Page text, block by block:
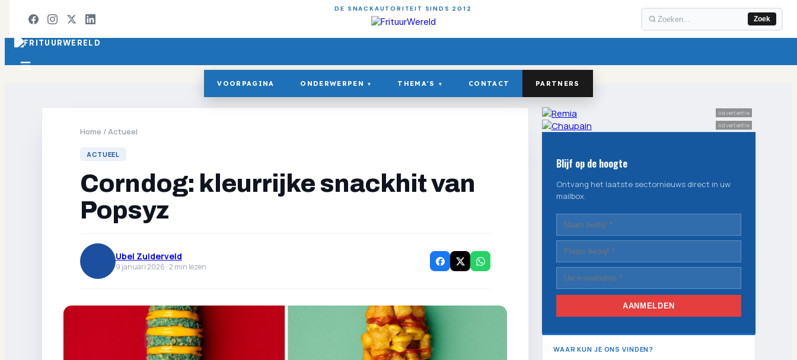
DE SNACKAUTORITEIT SINDS 2012
Zoek
VOORPAGINA ONDERWERPEN ▾ THEMA'S ▾ CONTACT PARTNERS
Home /Actueel
ACTUEEL
Corndog: kleurrijke snackhit van
Popsyz
Ubel Zuiderveld
9 januari 2026 ·2 min lezen
Advertentie
Advertentie
Blijf op de hoogte
Ontvang het laatste sectornieuws direct in uw
mailbox.
AANMELDEN
WAAR KUN JE ONS VINDEN?